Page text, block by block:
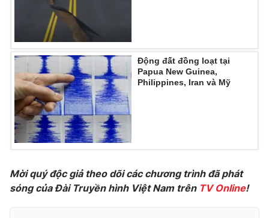
VTV Sức khoẻ
Thị trường 24h Tấm lòng Việt
VTV4
VTV9
Động đất đồng loạt tại
Papua New Guinea,
Philippines, Iran và Mỹ
Mời quý độc giả theo dõi các chương trình đã phát
sóng của Đài Truyền hình Việt Nam trên TV Online!